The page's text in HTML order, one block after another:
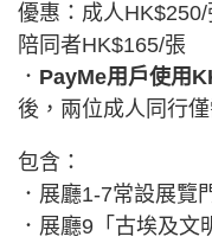
優惠：成人
陪同者HK$165/張
． PayMe用戶使用
後，兩位成人同行
包含：
．展廳1-7常設展覽
．展廳9「古埃及